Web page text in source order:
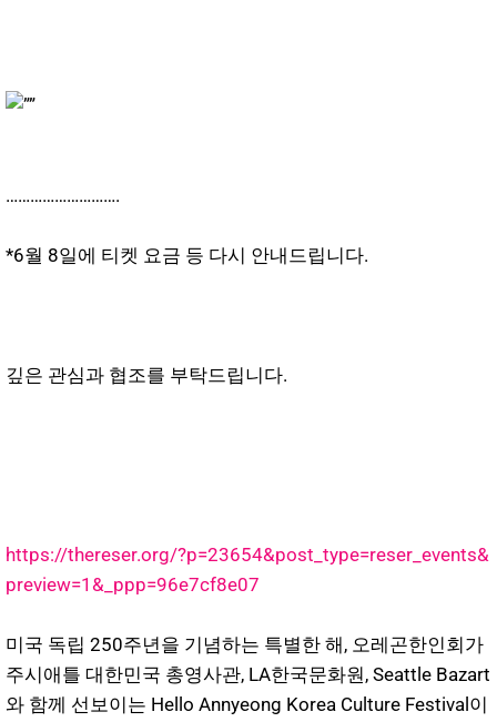
……………………….
*6월 8일에 티켓 요금 등 다시 안내드립니다.
깊은 관심과 협조를 부탁드립니다.
https://thereser.org/?p=23654&post_type=reser_events&
preview=1&_ppp=96e7cf8e07
미국 독립 250주년을 기념하는 특별한 해, 오레곤한인회가
주시애틀 대한민국 총영사관, LA한국문화원, Seattle Bazart
와 함께 선보이는 Hello Annyeong Korea Culture Festival이